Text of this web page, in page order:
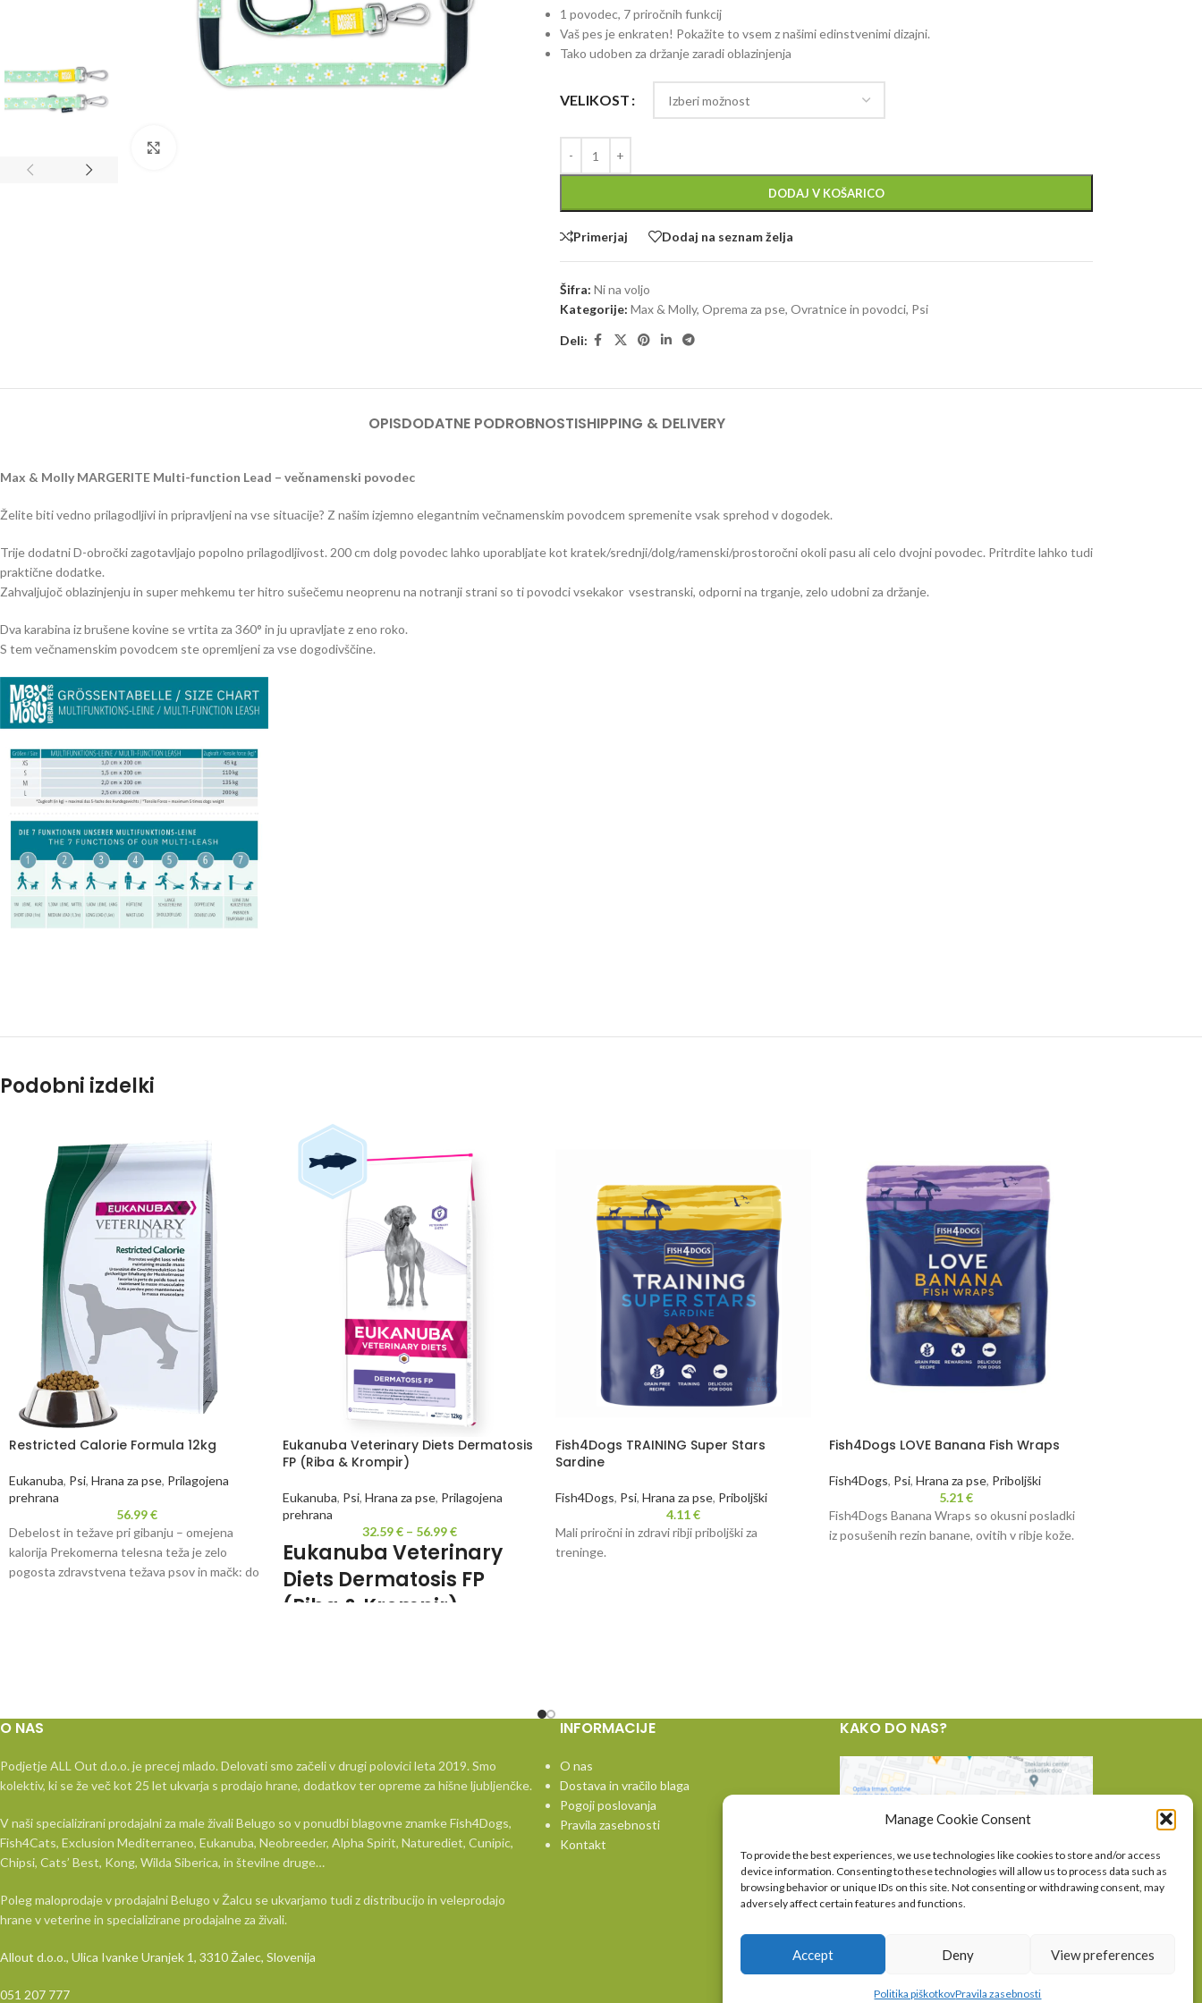
Manage Cookie Consent
To provide the best experiences, we use technologies like cookies to store and/or access
device information. Consenting to these technologies will allow us to process data such as
browsing behavior or unique IDs on this site. Not consenting or withdrawing consent, may
adversely affect certain features and functions.
Accept Deny View preferences
Politika piškotkovPravila zasebnosti
1 povodec, 7 priročnih funkcij
Vaš pes je enkraten! Pokažite to vsem z našimi edinstvenimi dizajni.
Tako udoben za držanje zaradi oblazinjenja
VELIKOST
DODAJ V KOŠARICO
Primerjaj Dodaj na seznam želja
Šifra: Ni na voljo
Kategorije: Max & Molly, Oprema za pse, Ovratnice in povodci, Psi
Deli:
OPISDODATNE PODROBNOSTISHIPPING & DELIVERY
Max & Molly MARGERITE Multi-function Lead – večnamenski povodec
Želite biti vedno prilagodljivi in ​​pripravljeni na vse situacije? Z našim izjemno elegantnim večnamenskim povodcem spremenite vsak sprehod v dogodek.
Trije dodatni D-obročki zagotavljajo popolno prilagodljivost. 200 cm dolg povodec lahko uporabljate kot kratek/srednji/dolg/ramenski/prostoročni okoli pasu ali celo dvojni povodec. Pritrdite lahko tudi
praktične dodatke.
Zahvaljujoč oblazinjenju in super mehkemu ter hitro sušečemu neoprenu na notranji strani so ti povodci vsekakor vsestranski, odporni na trganje, zelo udobni za držanje.
Dva karabina iz brušene kovine se vrtita za 360° in ju upravljate z eno roko.
S tem večnamenskim povodcem ste opremljeni za vse dogodivščine.
Podobni izdelki
Restricted Calorie Formula 12kg
Eukanuba, Psi, Hrana za pse, Prilagojena
prehrana
56.99€
Debelost in težave pri gibanju – omejena
kalorija Prekomerna telesna teža je zelo
pogosta zdravstvena težava psov in mačk: do
Eukanuba Veterinary Diets Dermatosis
FP (Riba & Krompir)
Eukanuba, Psi, Hrana za pse, Prilagojena
prehrana
32.59€ – 56.99€
Eukanuba Veterinary
Diets Dermatosis FP
(Riba & Krompir)
Izbrane beljakovine in ogljikovi hidrati:
Vsebuje ribe kot edini vir živalskih beljakovin
pomaga zmanjšati tveganje za prehranske
intolerance in alergije.
Uravnoteženo razmerje omega-6 in
prehranskemu obvladovanju atopije in vnetij
Prebiotiki FOS (fruktooligosaharidi):
Fish4Dogs TRAINING Super Stars
Sardine
Fish4Dogs, Psi, Hrana za pse, Priboljški
4.11€
Mali priročni in zdravi ribji priboljški za
treninge.
Fish4Dogs LOVE Banana Fish Wraps
Fish4Dogs, Psi, Hrana za pse, Priboljški
5.21€
Fish4Dogs Banana Wraps so okusni posladki
iz posušenih rezin banane, ovitih v ribje kože.
O NAS
Podjetje ALL Out d.o.o. je precej mlado. Delovati smo začeli v drugi polovici leta 2019. Smo
kolektiv, ki se že več kot 25 let ukvarja s prodajo hrane, dodatkov ter opreme za hišne ljubljenčke.
V naši specializirani prodajalni za male živali Belugo so v ponudbi blagovne znamke Fish4Dogs,
Fish4Cats, Exclusion Mediterraneo, Eukanuba, Neobreeder, Alpha Spirit, Naturediet, Cunipic,
Chipsi, Cats’ Best, Kong, Wilda Siberica, in številne druge…
Poleg maloprodaje v prodajalni Belugo v Žalcu se ukvarjamo tudi z distribucijo in veleprodajo
hrane v veterine in specializirane prodajalne za živali.
Allout d.o.o., Ulica Ivanke Uranjek 1, 3310 Žalec, Slovenija
051 207 777
INFORMACIJE
O nas
Dostava in vračilo blaga
Pogoji poslovanja
Pravila zasebnosti
Kontakt
KAKO DO NAS?